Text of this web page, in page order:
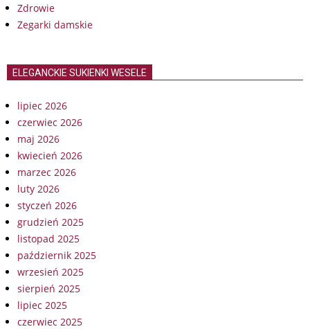
Zdrowie
Zegarki damskie
ELEGANCKIE SUKIENKI WESELE
lipiec 2026
czerwiec 2026
maj 2026
kwiecień 2026
marzec 2026
luty 2026
styczeń 2026
grudzień 2025
listopad 2025
październik 2025
wrzesień 2025
sierpień 2025
lipiec 2025
czerwiec 2025